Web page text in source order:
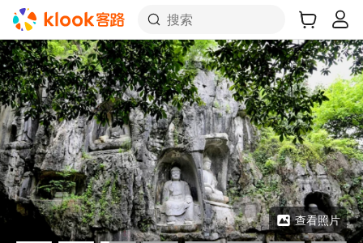
搜索
查看照片